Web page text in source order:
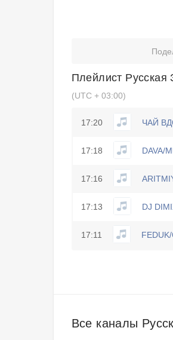
Плейлист Русская
(UTC + 03:00)
17:20 ЧАЙ
17:18
17:16
17:13 DJ
17:11
Все каналы